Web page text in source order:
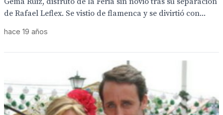
de Rafael Leflex. Se vistio de flamenca y se divirtió con...
hace 19 años